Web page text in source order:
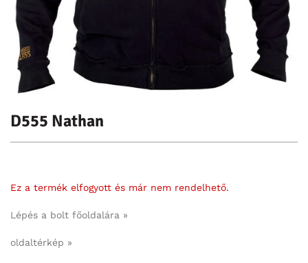
D555 Nathan
Ez a termék elfogyott és már nem rendelhető.
Lépés a bolt főoldalára »
oldaltérkép »